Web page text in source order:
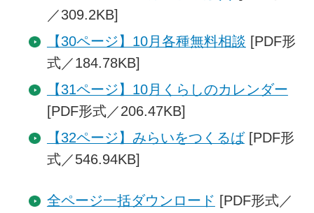
／309.2KB]
【30ページ】10月各種無料相談 [PDF形
式／184.78KB]
【31ページ】10月くらしのカレンダー
[PDF形式／206.47KB]
【32ページ】みらいをつくるば[PDF形
式／546.94KB]
全ページ一括ダウンロード [PDF形式／